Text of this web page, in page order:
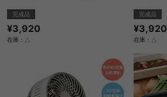
完成品
¥3,920
在庫：△
完成品
¥3,920
在庫：△